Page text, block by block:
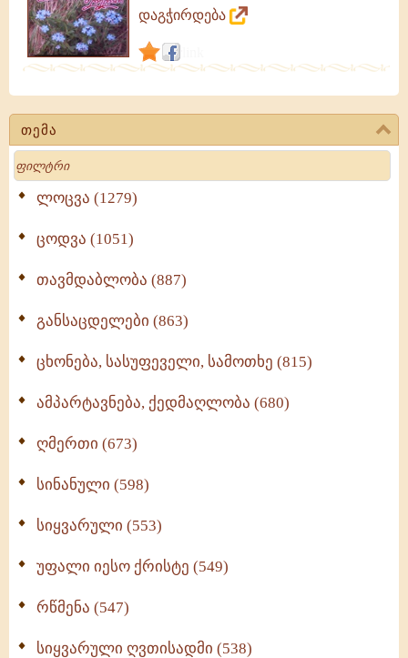
თემა
Search
ლოცვა (1279)
ცოდვა (1051)
თავმდაბლობა (887)
განსაცდელები (863)
ცხონება, სასუფეველი, სამოთხე (815)
ამპარტავნება, ქედმაღლობა (680)
ღმერთი (673)
სინანული (598)
სიყვარული (553)
უფალი იესო ქრისტე (549)
რწმენა (547)
სიყვარული ღვთისადმი (538)
სტუდიელი
გამონათქვამები
დაგჭირდება